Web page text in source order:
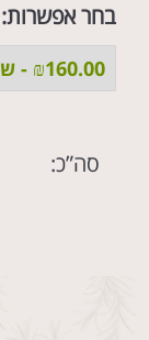
בחר אפשרות:
סה”כ: